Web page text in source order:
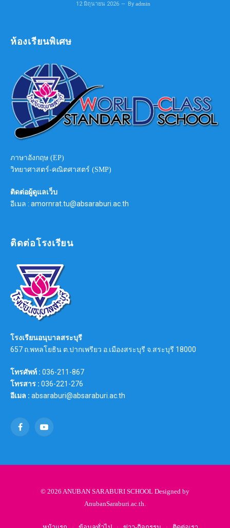
12 มิถุนายน 2026 By admin
ห้องเรียนพิเศษ
ภาษาอังกฤษ (EP)
วิทยาศาสตร์-คณิตศาสตร์ (SMP)
ติดต่อผู้ดูแลเว็บ
อีเมล : amornrat.tu@absaraburi.ac.th
ติดต่อโรงเรียน
โรงเรียนอนุบาลสระบุรี
657 ถ.พหลโยธิน ต.ปากเพรียว อ.เมืองสระบุรี จ.สระบุรี 18000
โทรศัพท์ : 036-211-867
โทรสาร : 036-221-276
อีเมล : absaraburi@absaraburi.ac.th
FacebookYouTube
© 2026 ANUBAN SARABURI SCHOOL Designed by
AnubanSaraburi.ac.th.